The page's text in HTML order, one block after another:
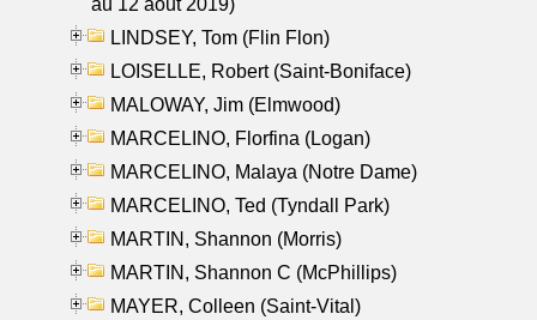
LINDSEY, Tom (Flin Flon)
LOISELLE, Robert (Saint-Boniface)
MALOWAY, Jim (Elmwood)
MARCELINO, Florfina (Logan)
MARCELINO, Malaya (Notre Dame)
MARCELINO, Ted (Tyndall Park)
MARTIN, Shannon (Morris)
MARTIN, Shannon C (McPhillips)
MAYER, Colleen (Saint-Vital)